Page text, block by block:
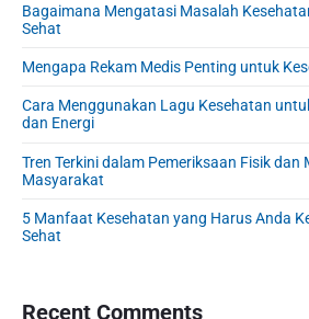
i
e
a
Bagaimana Mengatasi Masalah
Sehat
Mengapa Rekam Medis Penting untuk
Cara Menggunakan Lagu Kesehatan
dan Energi
Tren Terkini dalam Pemeriksaan Fisik
Masyarakat
5 Manfaat Kesehatan yang Harus Anda
Sehat
Recent Comments